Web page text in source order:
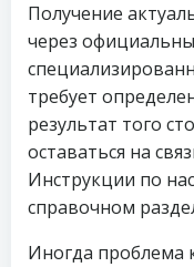
Получение
через
требует
результат того
оставаться на
Инструкции по
справочном
Иногда проблема